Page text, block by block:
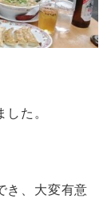
た。
き、大変有意